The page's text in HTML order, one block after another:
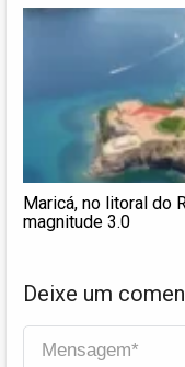
Maricá, no litoral do
magnitude 3.0
Deixe um